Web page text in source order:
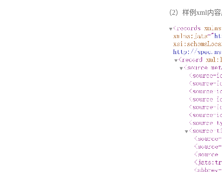
（2）样例xml内